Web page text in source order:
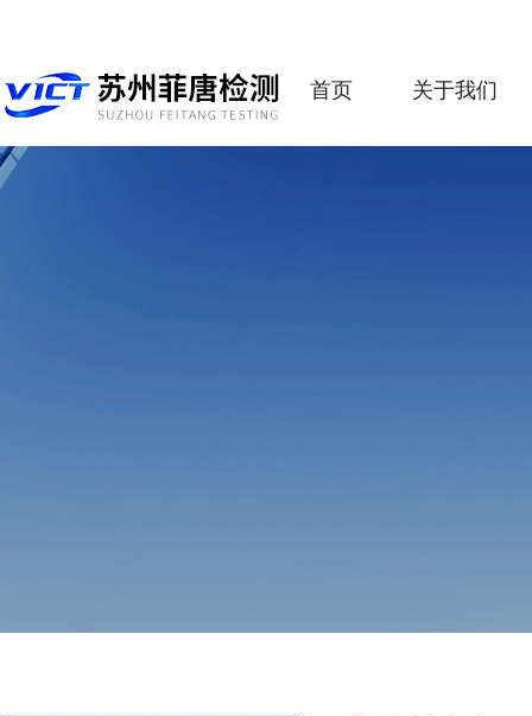
首页 关于我们